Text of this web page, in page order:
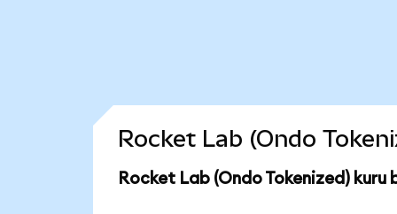
Rocket Lab (Ondo
Rocket Lab (Ondo Tokenized) kuru